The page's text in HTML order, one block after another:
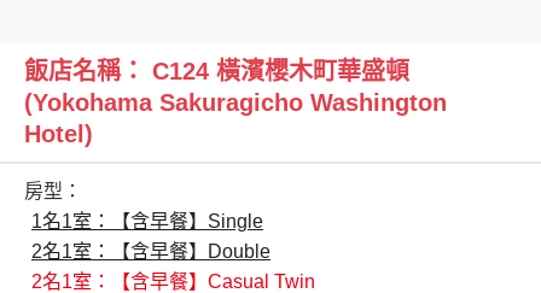
飯店名稱： C124 橫濱櫻木町華盛頓
(Yokohama Sakuragicho Washington
Hotel)
房型：
1名1室：【含早餐】Single
2名1室：【含早餐】Double
2名1室：【含早餐】Casual Twin